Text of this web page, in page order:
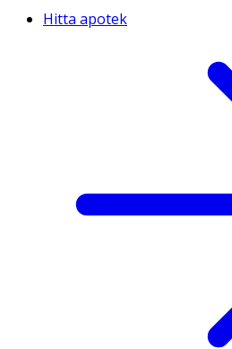
Hitta apotek